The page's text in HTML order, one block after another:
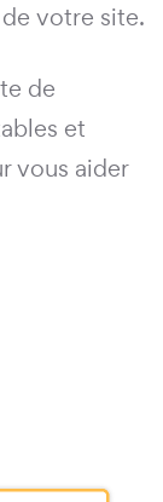
votre site.
de
et
vous aider